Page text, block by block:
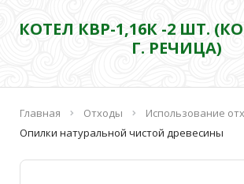
КОТЕЛ КВР-1,16К -2 ШТ.
Г. РЕЧИЦА)
Главная Отходы
Использование
Опилки натуральной чистой древесины